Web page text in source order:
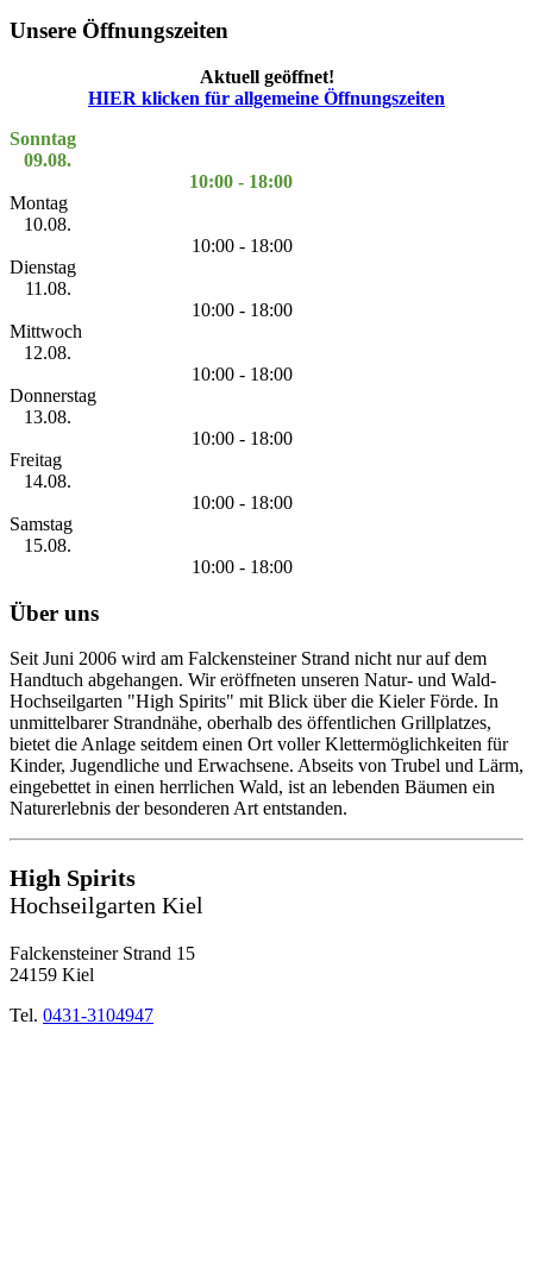
Unsere Öffnungszeiten
Aktuell geöffnet!
HIER klicken für allgemeine Öffnungszeiten
Sonntag
09.08.
10:00 - 18:00
Montag
10.08.
10:00 - 18:00
Dienstag
11.08.
10:00 - 18:00
Mittwoch
12.08.
10:00 - 18:00
Donnerstag
13.08.
10:00 - 18:00
Freitag
14.08.
10:00 - 18:00
Samstag
15.08.
10:00 - 18:00
Über uns
Seit Juni 2006 wird am Falckensteiner Strand nicht nur auf dem
Handtuch abgehangen. Wir eröffneten unseren Natur- und Wald-
Hochseilgarten "High Spirits" mit Blick über die Kieler Förde. In
unmittelbarer Strandnähe, oberhalb des öffentlichen Grillplatzes,
bietet die Anlage seitdem einen Ort voller Klettermöglichkeiten für
Kinder, Jugendliche und Erwachsene. Abseits von Trubel und Lärm,
eingebettet in einen herrlichen Wald, ist an lebenden Bäumen ein
Naturerlebnis der besonderen Art entstanden.
High Spirits
Hochseilgarten Kiel
Falckensteiner Strand 15
24159 Kiel
Tel. 0431-3104947